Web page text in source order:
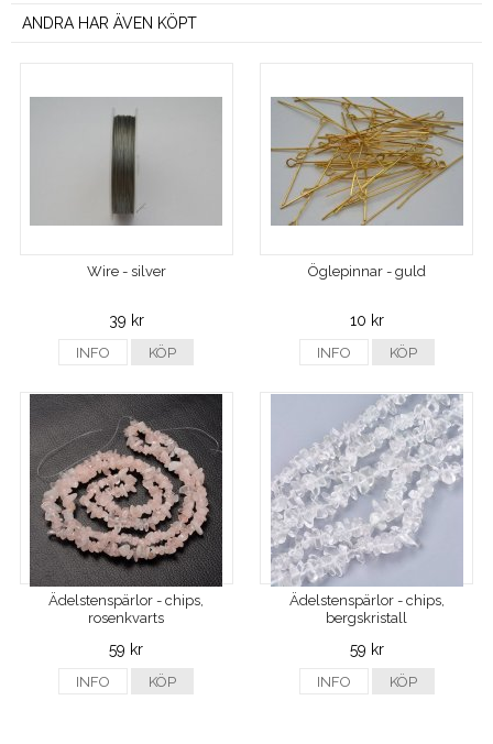
ANDRA HAR ÄVEN KÖPT
Wire - silver
39 kr
INFO KÖP
Öglepinnar - guld
10 kr
INFO KÖP
Ädelstenspärlor - chips,
rosenkvarts
59 kr
INFO KÖP
Ädelstenspärlor - chips,
bergskristall
59 kr
INFO KÖP